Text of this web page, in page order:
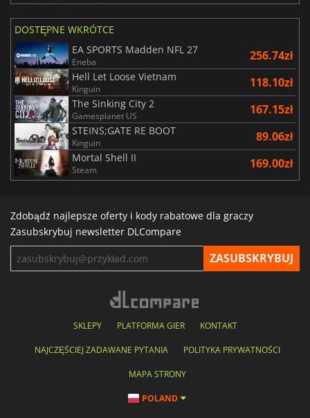
DOSTĘPNE WKRÓTCE
EA SPORTS Madden NFL 27
Eneba 256.74zł
Hell Let Loose Vietnam
Kinguin 118.10zł
The Sinking City 2
Gamesplanet US 167.15zł
STEINS;GATE RE BOOT
Kinguin 89.06zł
Mortal Shell II
Steam 169.00zł
Zdobądź najlepsze oferty i kody rabatowe dla graczy
Zasubskrybuj newsletter DLCompare
SKLEPY PLATFORMA GIER KONTAKT
NAJCZĘŚCIEJ ZADAWANE PYTANIA POLITYKA PRYWATNOŚCI
MAPA STRONY
POLAND